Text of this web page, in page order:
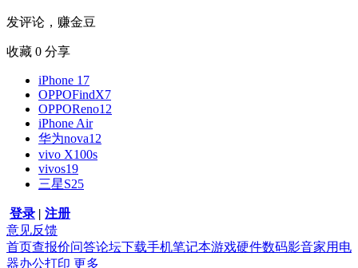
发评论，赚金豆
收藏 0 分享
iPhone 17
OPPOFindX7
OPPOReno12
iPhone Air
华为nova12
vivo X100s
vivos19
三星S25
登录 | 注册
意见反馈
首页查报价问答论坛下载手机笔记本游戏硬件数码影音家用电
器办公打印 更多